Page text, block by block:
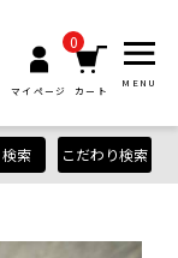
マイページ
0
カート
MENU
検索 こだわり検索